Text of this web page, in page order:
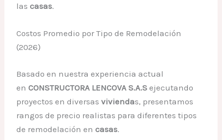
lascasas.
Costos Promedio por Tipo de Remodelación
(2026)
Basado en nuestra experiencia actual
enCONSTRUCTORA LENCOVA S.A.S ejecutando
proyectos en diversasviviendas, presentamos
rangos de precio realistas para diferentes tipos
de remodelación encasas.